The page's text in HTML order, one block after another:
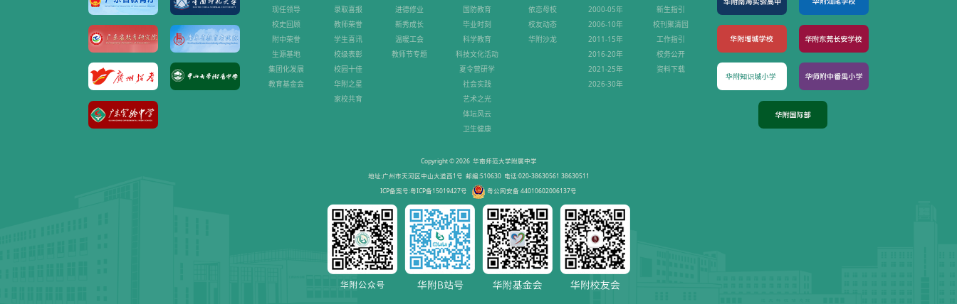
现任领导
校史回顾
附中荣誉
生源基地
集团化发展
教育基金会
录取喜报
教师荣誉
学生喜讯
校级表彰
校园十佳
华附之星
家校共育
进德修业
新秀成长
温暖工会
教师节专题
国防教育
毕业时刻
科学教育
科技文化活动
夏令营研学
社会实践
艺术之光
体坛风云
卫生健康
依恋母校
校友动态
华附沙龙
2000-05年
2006-10年
2011-15年
2016-20年
2021-25年
2026-30年
新生指引
校刊聚清园
工作指引
校务公开
资料下载
Copyright © 2026 华南师范大学附属中学
地址:广州市天河区中山大道西1号 邮编:510630 电话:020-38630561 38630511
ICP备案号:粤ICP备15019427号
粤公网安备 44010602006137号